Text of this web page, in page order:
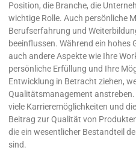
Position, die Branche, die
wichtige Rolle. Auch persönliche
Berufserfahrung und
beeinflussen. Während ein hohes
auch andere Aspekte wie Ihre
persönliche Erfüllung und Ihre
Entwicklung in Betracht ziehen,
Qualitätsmanagement
viele Karrieremöglichkeiten und
Beitrag zur Qualität von
die ein wesentlicher Bestandteil
sind.